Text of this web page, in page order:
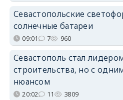
Севастопольские
солнечные батареи
09:01 7 960
Севастополь стал
строительства, но с
нюансом
20:02 11 3809